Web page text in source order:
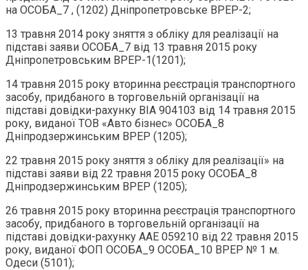
на ОСОБА_7 , (1202) Дніпропетровське ВРЕР-2;
13 травня 2014 року зняття з обліку для реалізації на
підставі заяви ОСОБА_7 від 13 травня 2015 року
Дніпропетровським ВРЕР-1(1201);
14 травня 2015 року вторинна реєстрація транспортного
засобу, придбаного в торговельній організації на
підставі довідки-рахунку ВІА 904103 від 14 травня 2015
року, виданої TOB «Авто бізнес» ОСОБА_8
Дніпродзержинським ВРЕР (1205);
22 травня 2015 року зняття з обліку для реалізації» на
підставі заяви від 22 травня 2015 року ОСОБА_8
Дніпродзержинським ВРЕР (1205);
26 травня 2015 року вторинна реєстрація транспортного
засобу, придбаного в торговельній організації на
підставі довідки-рахунку ААЕ 059210 від 22 травня 2015
року, виданої ФОП ОСОБА_9 ОСОБА_10 ВРЕР № 1 м.
Одеси (5101);